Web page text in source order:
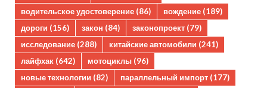
водительское удостоверение (86) вождение (189)
дороги (156) закон (84) законопроект (79)
исследование (288) китайские автомобили (241)
лайфхак (642) мотоциклы (96)
новые технологии (82) параллельный импорт (177)